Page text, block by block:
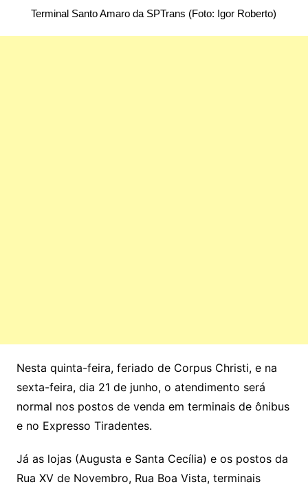
Terminal Santo Amaro da SPTrans (Foto: Igor Roberto)
Nesta quinta-feira, feriado de Corpus Christi, e na
sexta-feira, dia 21 de junho, o atendimento será
normal nos postos de venda em terminais de ônibus
e no Expresso Tiradentes.
Já as lojas (Augusta e Santa Cecília) e os postos da
Rua XV de Novembro, Rua Boa Vista, terminais